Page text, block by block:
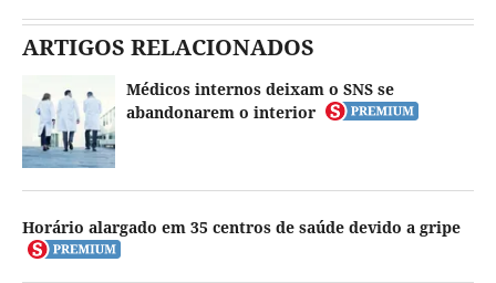
ARTIGOS RELACIONADOS
Médicos internos deixam o SNS se
abandonarem o interior
Horário alargado em 35 centros de saúde devido a gripe